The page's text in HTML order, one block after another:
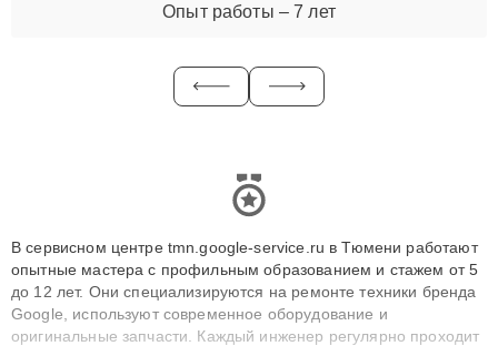
Опыт работы – 7 лет
В сервисном центре tmn.google-service.ru в Тюмени работают
опытные мастера с профильным образованием и стажем от 5
до 12 лет. Они специализируются на ремонте техники бренда
Google, используют современное оборудование и
оригинальные запчасти. Каждый инженер регулярно проходит